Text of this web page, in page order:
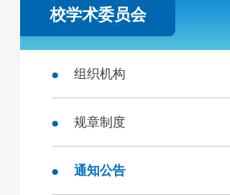
校学术委员会
组织机构
规章制度
通知公告